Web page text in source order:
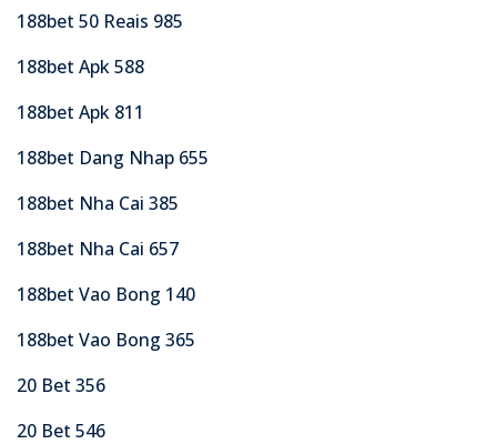
188bet 50 Reais 985
188bet Apk 588
188bet Apk 811
188bet Dang Nhap 655
188bet Nha Cai 385
188bet Nha Cai 657
188bet Vao Bong 140
188bet Vao Bong 365
20 Bet 356
20 Bet 546